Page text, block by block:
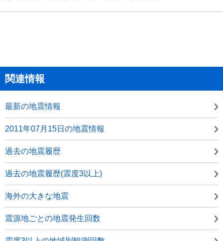
関連情報
最新の地震情報
2011年07月15日の地震情報
過去の地震履歴
過去の地震履歴(震度3以上)
海外の大きな地震
震源地ごとの地震発生回数